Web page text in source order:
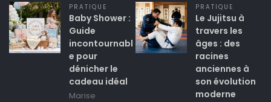
PRATIQUE
Baby Shower :
Guide
incontournabl
e pour
dénicher le
cadeau idéal
Marise
PRATIQUE
Le Jujitsu à
travers les
âges : des
racines
anciennes à
son évolution
moderne